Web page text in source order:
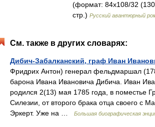
(формат: 84x108/32
стр.) Русский авантюрный
См. также в других словарях:
Дибич-Забалканский, граф Иван
Фридрих Антон) генерал фельдмаршал
барона Ивана Ивановича Дибича. Иван
родился 2(13) мая 1785 года, в поместье
Силезии, от второго брака отца своего с
Эркерт. Уже на …
Большая биографическая